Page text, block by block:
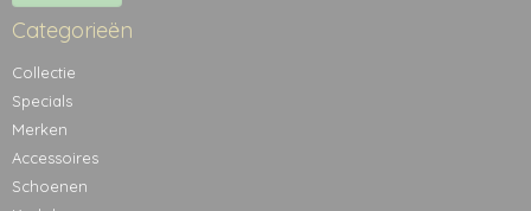
Categorieën
Collectie
Specials
Merken
Accessoires
Schoenen